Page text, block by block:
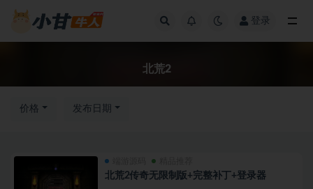
登录
北荒2
价格 发布日期
北荒2传奇无限制版+完整补丁+登录器